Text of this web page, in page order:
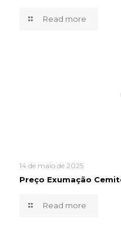
Read more
14 de maio de 2025
Preço Exumação
Read more